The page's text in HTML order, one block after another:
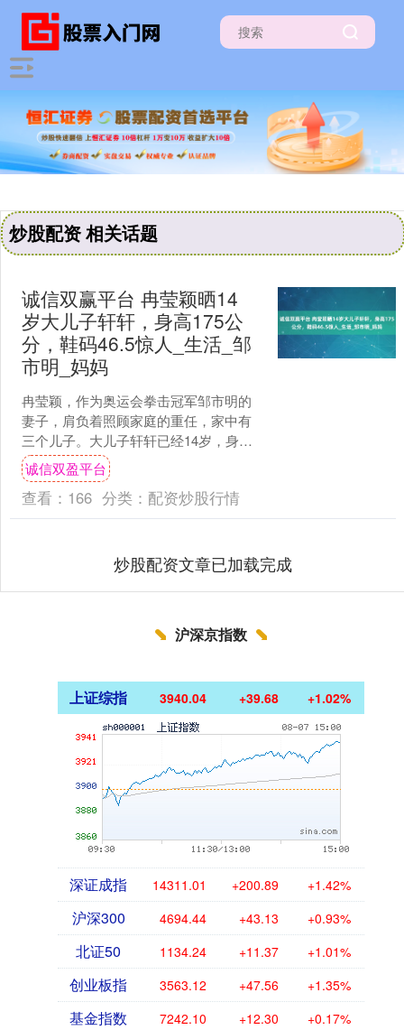
炒股配资 相关话题
诚信双赢平台 冉莹颖晒14
岁大儿子轩轩，身高175公
分，鞋码46.5惊人_生活_邹
市明_妈妈
冉莹颖，作为奥运会拳击冠军邹市明的
妻子，肩负着照顾家庭的重任，家中有
三个儿子。大儿子轩轩已经14岁，身高
达到1米75，脚穿46.5码的鞋，正准备步
入高中生活。相....
诚信双盈平台
查看： 166 分类： 配资炒股行情
炒股配资文章已加载完成
沪深京指数
上证综指 3940.04 +39.68 +1.02%
深证成指 14311.01 +200.89 +1.42%
沪深300 4694.44 +43.13 +0.93%
北证50 1134.24 +11.37 +1.01%
创业板指 3563.12 +47.56 +1.35%
基金指数 7242.10 +12.30 +0.17%